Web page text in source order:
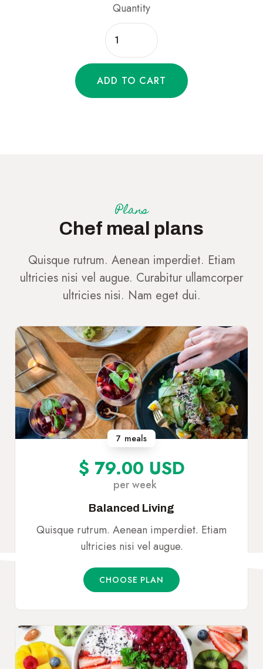
Quantity
Plans
Chef meal plans
Quisque rutrum. Aenean imperdiet. Etiam
ultricies nisi vel augue. Curabitur ullamcorper
ultricies nisi. Nam eget dui.
7 meals
$ 79.00 USD
per week
Balanced Living
Quisque rutrum. Aenean imperdiet. Etiam
ultricies nisi vel augue.
CHOOSE PLAN